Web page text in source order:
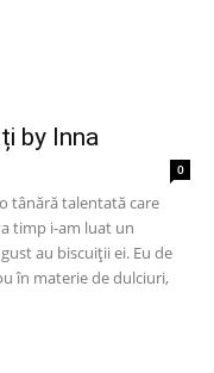
by Inna
0
tânără talentată care
timp i-am luat un
au biscuiții ei. Eu de
în materie de dulciuri,